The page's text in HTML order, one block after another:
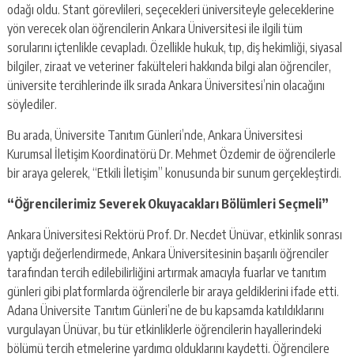
odağı oldu. Stant görevlileri, seçecekleri üniversiteyle geleceklerine
yön verecek olan öğrencilerin Ankara Üniversitesi ile ilgili tüm
sorularını içtenlikle cevapladı. Özellikle hukuk, tıp, diş hekimliği, siyasal
bilgiler, ziraat ve veteriner fakülteleri hakkında bilgi alan öğrenciler,
üniversite tercihlerinde ilk sırada Ankara Üniversitesi’nin olacağını
söylediler.
Bu arada, Üniversite Tanıtım Günleri’nde, Ankara Üniversitesi
Kurumsal İletişim Koordinatörü Dr. Mehmet Özdemir de öğrencilerle
bir araya gelerek, “Etkili İletişim” konusunda bir sunum gerçekleştirdi.
“Öğrencilerimiz Severek Okuyacakları Bölümleri Seçmeli”
Ankara Üniversitesi Rektörü Prof. Dr. Necdet Ünüvar, etkinlik sonrası
yaptığı değerlendirmede, Ankara Üniversitesinin başarılı öğrenciler
tarafından tercih edilebilirliğini artırmak amacıyla fuarlar ve tanıtım
günleri gibi platformlarda öğrencilerle bir araya geldiklerini ifade etti.
Adana Üniversite Tanıtım Günleri’ne de bu kapsamda katıldıklarını
vurgulayan Ünüvar, bu tür etkinliklerle öğrencilerin hayallerindeki
bölümü tercih etmelerine yardımcı olduklarını kaydetti. Öğrencilere